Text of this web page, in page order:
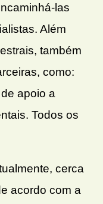
las
Além
também
como:
apoio a
Todos os
cerca
acordo com a